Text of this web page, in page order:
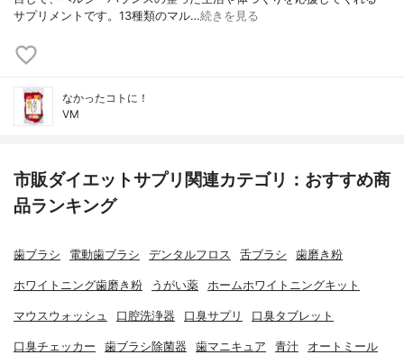
サプリメントです。13種類のマル…続きを見る
なかったコトに！
VM
市販ダイエットサプリ関連カテゴリ：おすすめ商
品ランキング
歯ブラシ 電動歯ブラシ デンタルフロス 舌ブラシ 歯磨き粉
ホワイトニング歯磨き粉 うがい薬 ホームホワイトニングキット
マウスウォッシュ 口腔洗浄器 口臭サプリ 口臭タブレット
口臭チェッカー 歯ブラシ除菌器 歯マニキュア 青汁 オートミール